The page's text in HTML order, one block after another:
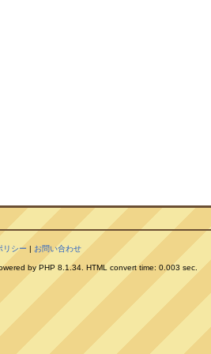
リシー | お問い合わせ
by PHP 8.1.34. HTML convert time: 0.003 sec.